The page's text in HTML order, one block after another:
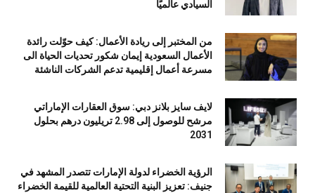
السيادي عالميًا
من المختبر إلى ريادة الأعمال: كيف حوّلت رائدة
الأعمال السعودية إيمان شكور تحديات الحياة الى
مسرعة أعمال إقليمية تدعم الشركات الناشئة
لايف سايز بلانز دبي: سوق العقارات الإماراتي
مرشح للوصول إلى 2.98 تريليون درهم بحلول
2031
الرؤية الخضراء لدولة الإمارات تتصدر المشهد في
جنيف: تعزيز البنية التحتية العالمية للقيمة الخضراء